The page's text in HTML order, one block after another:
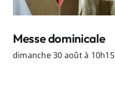
Messe dominicale
dimanche 30 août à 10h15